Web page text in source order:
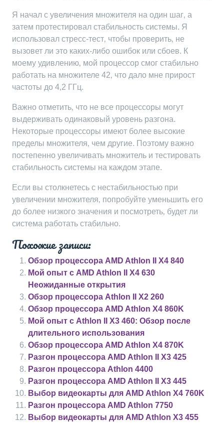
Я начал с увеличения множителя на один шаг‚ а
затем протестировал стабильность системы. Я
использовал стресс-тест‚ чтобы проверить‚ не
вызовет ли это каких-либо ошибок или сбоев. К
моему удивлению‚ мой процессор смог стабильно
работать на множителе 42‚ что дало мне прирост
частоты до 4‚2 ГГц.
Важно отметить‚ что не все процессоры могут
выдерживать одинаковый уровень разгона.
Некоторые процессоры имеют более высокие
пределы множителя‚ чем другие. Поэтому важно
постепенно увеличивать множитель и тестировать
стабильность системы на каждом этапе.
Если вы столкнетесь с нестабильностью при
увеличении множителя‚ попробуйте уменьшить его
до более низкого значения и посмотреть‚ будет ли
система работать стабильно.
Похожие записи:
Обзор процессора AMD Athlon II X4 840
Мой опыт с AMD Athlon II X4 630
Неожиданные открытия
Обзор процессора Athlon II X2 260
Обзор процессора AMD Athlon X4 860K
Мой опыт с Athlon II X3 460: Обзор после
длительного использования
Обзор процессора AMD Athlon X4 870K
Разгон процессора AMD Athlon II X3 425
Разгон процессора Athlon 4400
Разгон процессора AMD Athlon II X3 445
Выбор видеокарты для AMD Athlon X4 760K
Разгон процессора AMD Athlon 7750
Выбор видеокарты для AMD Athlon X3 455